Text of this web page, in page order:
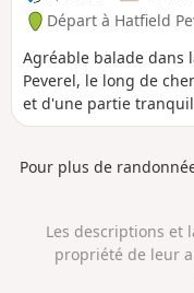
Départ à Hatfield
Agréable balade dans
Peverel, le long de
et d'une partie
Pour plus de
Les descriptions et
propriété de leur